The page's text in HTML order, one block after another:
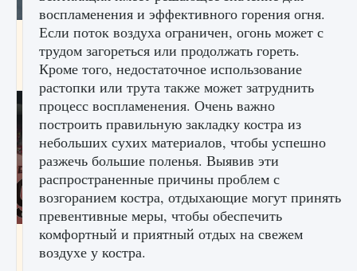
Все новые функции в режиме карьеры EA
FC 25
9 августа 2024 2 096 0 2
Входят ли «Милан» и «Интер» в EA FC 25
9 августа 2024
воспламенения и эффективного горения огня.
Если поток воздуха ограничен, огонь может с
трудом загореться или продолжать гореть.
Кроме того, недостаточное использование
растопки или трута также может затруднить
процесс воспламенения. Очень важно
построить правильную закладку костра из
небольших сухих материалов, чтобы успешно
разжечь большие поленья. Выявив эти
распространенные причины проблем с
возгоранием костра, отдыхающие могут принять
превентивные меры, чтобы обеспечить
комфортный и приятный отдых на свежем
воздухе у костра.